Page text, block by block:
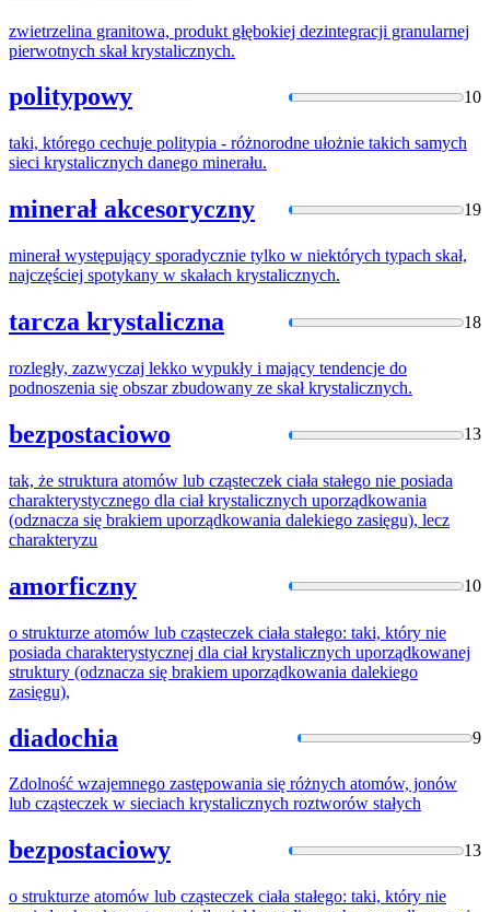
zwietrzelina granitowa, produkt głębokiej dezintegracji granularnej
pierwotnych skałkrystalicznych.
politypowy 10
taki, którego cechuje politypia - różnorodne ułożnie takich samych
sieci krystalicznych danego minerału.
minerał akcesoryczny 19
minerał występujący sporadycznie tylko w niektórych typach skał,
najczęściej spotykany w skałach krystalicznych.
tarcza krystaliczna 18
rozległy, zazwyczaj lekko wypukły i mający tendencje do
podnoszenia się obszar zbudowany ze skałkrystalicznych.
bezpostaciowo 13
tak, że struktura atomów lub cząsteczek ciała stałego nie posiada
charakterystycznego dla ciałkrystalicznych uporządkowania
(odznacza się brakiem uporządkowania dalekiego zasięgu), lecz
charakteryzu
amorficzny 10
o strukturze atomów lub cząsteczek ciała stałego: taki, który nie
posiada charakterystycznej dla ciałkrystalicznych uporządkowanej
struktury (odznacza się brakiem uporządkowania dalekiego
zasięgu),
diadochia 9
Zdolność wzajemnego zastępowania się różnych atomów, jonów
lub cząsteczek w sieciach krystalicznych roztworów stałych
bezpostaciowy 13
o strukturze atomów lub cząsteczek ciała stałego: taki, który nie